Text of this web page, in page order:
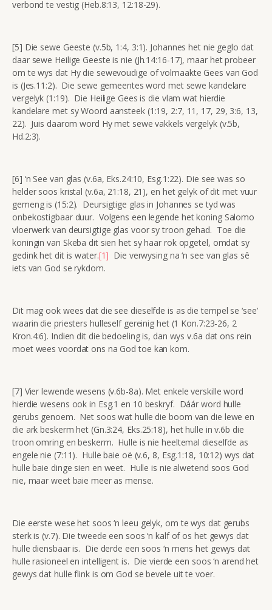
verbond te vestig (Heb.8:13, 12:18-29).
[5] Die sewe Geeste (v.5b, 1:4, 3:1). Johannes het nie geglo dat
daar sewe Heilige Geeste is nie (Jh.14:16-17), maar het probeer
om te wys dat Hy die sewevoudige of volmaakte Gees van God
is (Jes.11:2). Die sewe gemeentes word met sewe kandelare
vergelyk (1:19). Die Heilige Gees is die vlam wat hierdie
kandelare met sy Woord aansteek (1:19, 2:7, 11, 17, 29, 3:6, 13,
22). Juis daarom word Hy met sewe vakkels vergelyk (v.5b,
Hd.2:3).
[6] ‘n See van glas (v.6a, Eks.24:10, Esg.1:22). Die see was so
helder soos kristal (v.6a, 21:18, 21), en het gelyk of dit met vuur
gemeng is (15:2). Deursigtige glas in Johannes se tyd was
onbekostigbaar duur. Volgens een legende het koning Salomo
vloerwerk van deursigtige glas voor sy troon gehad. Toe die
koningin van Skeba dit sien het sy haar rok opgetel, omdat sy
gedink het dit is water.[1] Die verwysing na ‘n see van glas sê
iets van God se rykdom.
Dit mag ook wees dat die see dieselfde is as die tempel se ‘see’
waarin die priesters hulleself gereinig het (1 Kon.7:23-26, 2
Kron.4:6). Indien dit die bedoeling is, dan wys v.6a dat ons rein
moet wees voordat ons na God toe kan kom.
[7] Vier lewende wesens (v.6b-8a). Met enkele verskille word
hierdie wesens ook in Esg.1 en 10 beskryf. Dáár word hulle
gerubs genoem. Net soos wat hulle die boom van die lewe en
die ark beskerm het (Gn.3:24, Eks.25:18), het hulle in v.6b die
troon omring en beskerm. Hulle is nie heeltemal dieselfde as
engele nie (7:11). Hulle baie oë (v.6, 8, Esg.1:18, 10:12) wys dat
hulle baie dinge sien en weet. Hulle is nie alwetend soos God
nie, maar weet baie meer as mense.
Die eerste wese het soos ‘n leeu gelyk, om te wys dat gerubs
sterk is (v.7). Die tweede een soos ‘n kalf of os het gewys dat
hulle diensbaar is. Die derde een soos ‘n mens het gewys dat
hulle rasioneel en intelligent is. Die vierde een soos ‘n arend het
gewys dat hulle flink is om God se bevele uit te voer.